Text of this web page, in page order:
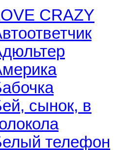
CRAZY
сынок, в
телефон